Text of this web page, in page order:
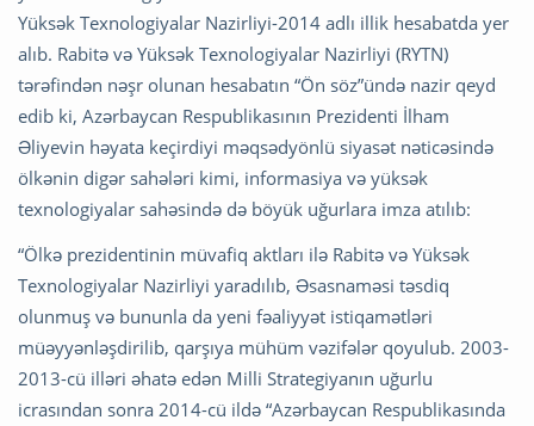
Yüksək Texnologiyalar Nazirliyi-2014 adlı illik hesabatda yer
alıb. Rabitə və Yüksək Texnologiyalar Nazirliyi (RYTN)
tərəfindən nəşr olunan hesabatın “Ön söz”ündə nazir qeyd
edib ki, Azərbaycan Respublikasının Prezidenti İlham
Əliyevin həyata keçirdiyi məqsədyönlü siyasət nəticəsində
ölkənin digər sahələri kimi, informasiya və yüksək
texnologiyalar sahəsində də böyük uğurlara imza atılıb:
“Ölkə prezidentinin müvafiq aktları ilə Rabitə və Yüksək
Texnologiyalar Nazirliyi yaradılıb, Əsasnaməsi təsdiq
olunmuş və bununla da yeni fəaliyyət istiqamətləri
müəyyənləşdirilib, qarşıya mühüm vəzifələr qoyulub. 2003-
2013-cü illəri əhatə edən Milli Strategiyanın uğurlu
icrasından sonra 2014-cü ildə “Azərbaycan Respublikasında